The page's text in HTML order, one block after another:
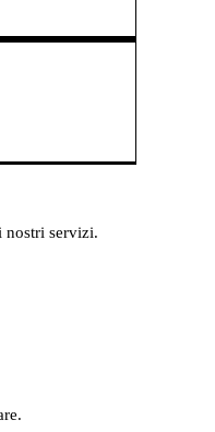
nostri servizi.